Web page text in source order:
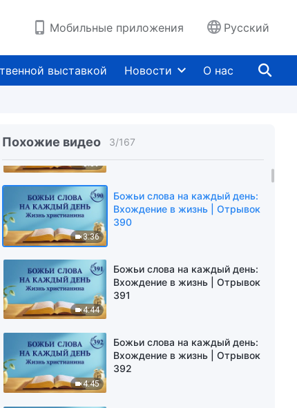
Мобильные приложения Русский
выставкой Новости О нас
Похожие видео 3/167
Вхождение в жизнь | Отрывок
374
5:39
Вхождение в жизнь | Отрывок
389
3:36
Божьи слова на каждый день:
Вхождение в жизнь | Отрывок
390
4:44
Божьи слова на каждый день:
Вхождение в жизнь | Отрывок
391
4:45
Божьи слова на каждый день:
Вхождение в жизнь | Отрывок
392